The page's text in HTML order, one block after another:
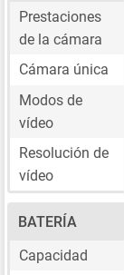
Prestaciones
de la cámara
Cámara única
Modos de
vídeo
Resolución de
vídeo
BATERÍA
Capacidad